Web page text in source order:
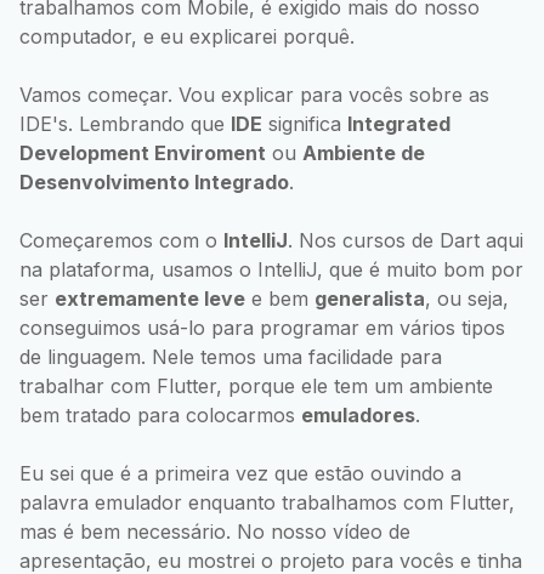
trabalhamos com Mobile, é exigido mais do nosso
computador, e eu explicarei porquê.
Vamos começar. Vou explicar para vocês sobre as
IDE's. Lembrando que IDE significa Integrated
Development Enviroment ou Ambiente de
Desenvolvimento Integrado.
Começaremos com o IntelliJ. Nos cursos de Dart aqui
na plataforma, usamos o IntelliJ, que é muito bom por
ser extremamente leve e bem generalista, ou seja,
conseguimos usá-lo para programar em vários tipos
de linguagem. Nele temos uma facilidade para
trabalhar com Flutter, porque ele tem um ambiente
bem tratado para colocarmos emuladores.
Eu sei que é a primeira vez que estão ouvindo a
palavra emulador enquanto trabalhamos com Flutter,
mas é bem necessário. No nosso vídeo de
apresentação, eu mostrei o projeto para vocês e tinha